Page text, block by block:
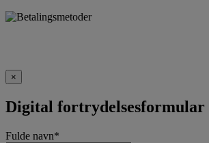
×
Digital fortrydelsesformular
Fulde navn*